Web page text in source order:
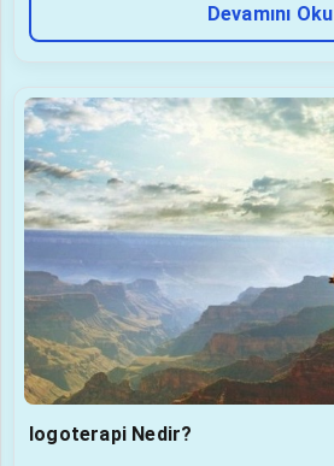
Devamını Oku
logoterapi Nedir?